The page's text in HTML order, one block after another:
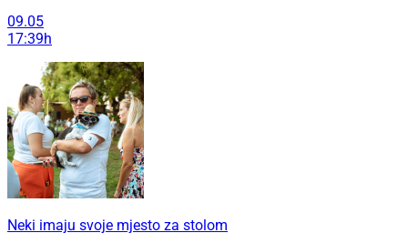
09.05
17:39h
Neki imaju svoje mjesto za stolom